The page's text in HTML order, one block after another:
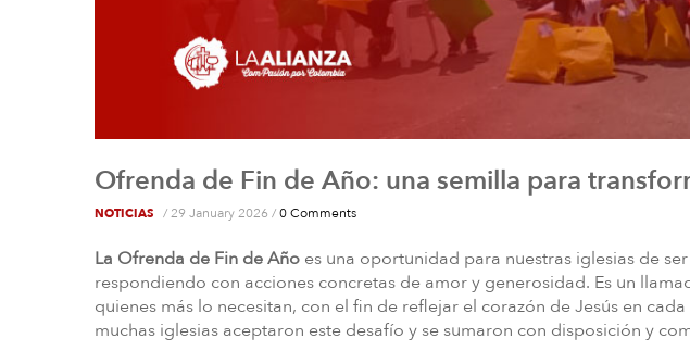
Ofrenda de Fin de Año: una semilla para
NOTICIAS /29 January 2026 /0 Comments
La Ofrenda de Fin de Año es una oportunidad para nuestras iglesias de
respondiendo con acciones concretas de amor y generosidad. Es un
quienes más lo necesitan, con el fin de reflejar el corazón de Jesús en
muchas iglesias aceptaron este desafío y se sumaron con disposición y